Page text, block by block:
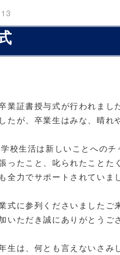
業証書授与式が行われました
たが、卒業生はみな、晴れ
校生活は新しいことへの
ったこと、叱られたことた
全力でサポートされていま
式に参列くださいました
いただき誠にありがとうご
生は、何とも言えないさ